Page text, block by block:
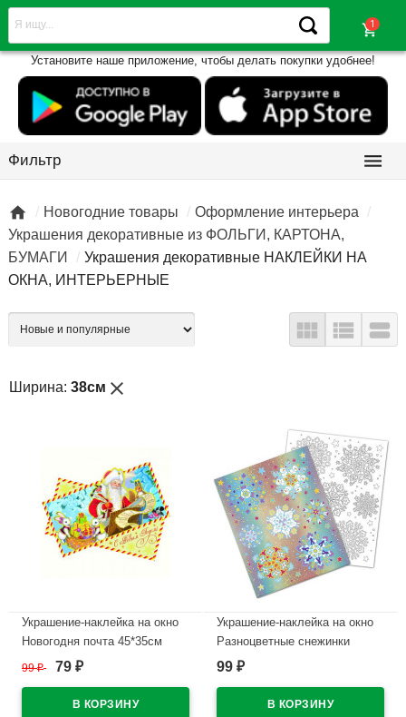
shopping_cart
Установите наше приложение, чтобы делать покупки удобнее!
Фильтр 
 Новогодние товары
Оформление интерьера
Украшения декоративные из ФОЛЬГИ, КАРТОНА,
БУМАГИ
Украшения декоративные НАКЛЕЙКИ НА
ОКНА, ИНТЕРЬЕРНЫЕ
  
Ширина: 38см close
Украшение-наклейка на окно
Новогодня почта 45*35см
арт.75166
99₽ 79 ₽
Украшение-наклейка на окно
Разноцветные снежинки
В наличии
99 ₽